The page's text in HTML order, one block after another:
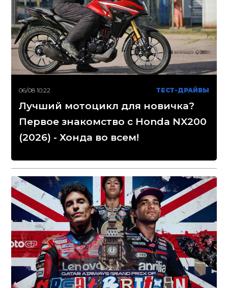
06/08 10:22 ТЕСТ-ДРАЙВЫ
Лучший мотоцикл для новичка?
Первое знакомство с Honda NX200
(2026) - Хонда во всем!